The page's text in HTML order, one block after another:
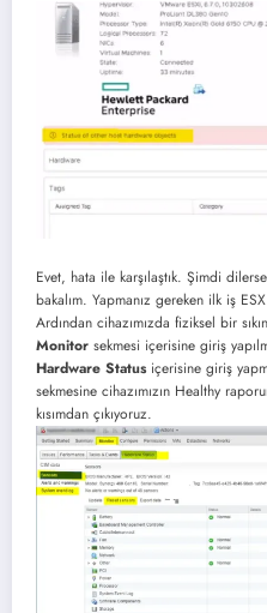
Evet, hata ile karşılaştık. Şimdi
bakalım. Yapmanız gereken ilk iş
Ardından cihazımızda fiziksel bir
Monitor sekmesi içerisine giriş
Hardware Statusiçerisine giriş
sekmesine cihazımızın Healthy
kısımdan çıkıyoruz.